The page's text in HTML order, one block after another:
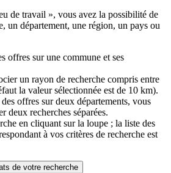
de travail », vous avez la possibilité de
un département, une région, un pays ou
offres sur une commune et ses
un rayon de recherche compris entre
la valeur sélectionnée est de 10 km).
offres sur deux départements, vous
deux recherches séparées.
en cliquant sur la loupe ; la liste des
à vos critères de recherche est
de votre recherche